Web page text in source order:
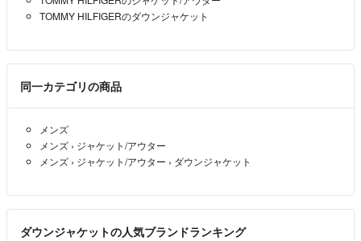
お写真の件、承知致しました。お待ちしておきます(^^)
ょうか？
①オーバーサイズとして着用
②ピッタリジャストサイズで着用
キングマン- 2年弱前
TOMMY HILFIGERのダウンジャケット
同一カテゴリの商品
メンズ
メンズ › ジャケット/アウター
メンズ › ジャケット/アウター › ダウンジャケット
ダウンジャケットの人気ブランドランキング